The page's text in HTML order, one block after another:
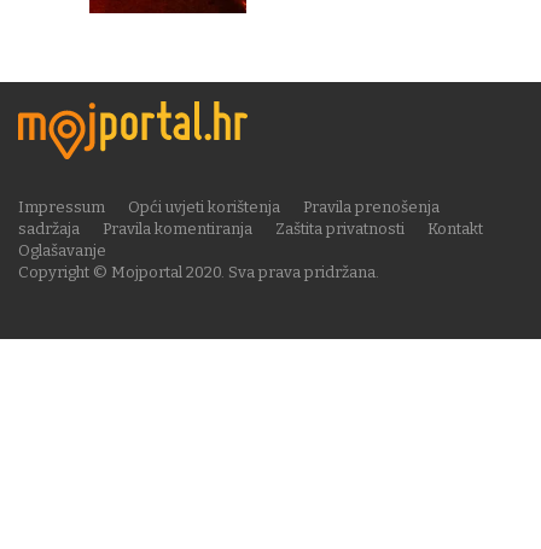
Copyright © Mojportal 2020. Sva prava pridržana.
Impressum Opći uvjeti korištenja
Pravila prenošenja
sadržaja
Pravila komentiranja Zaštita privatnosti
Kontakt
Oglašavanje